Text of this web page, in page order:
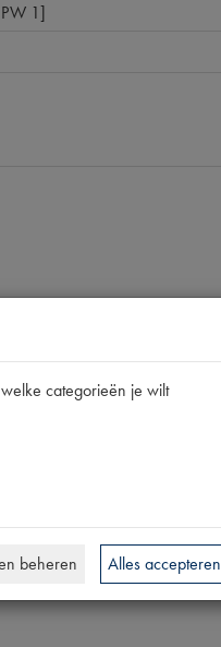
1]
categorieën je wilt
beheren Alles accepteren